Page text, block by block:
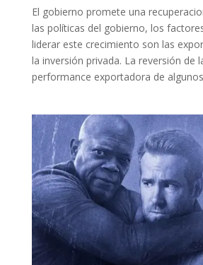
El gobierno promete una
las políticas del gobierno, los
liderar este crecimiento son las
la inversión privada. La reversión de
performance exportadora de